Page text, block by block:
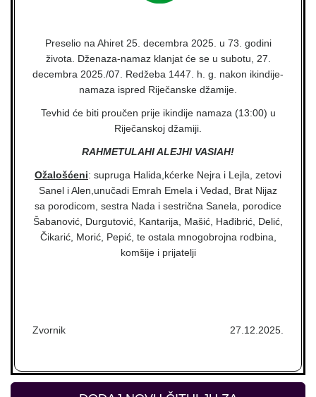
Preselio na Ahiret 25. decembra 2025. u 73. godini
života. Dženaza-namaz klanjat će se u subotu, 27.
decembra 2025./07. Redžeba 1447. h. g. nakon ikindije-
namaza ispred Riječanske džamije.
Tevhid će biti proučen prije ikindije namaza (13:00) u
Riječanskoj džamiji.
RAHMETULAHI ALEJHI VASIAH!
Ožalošćeni: supruga Halida,kćerke Nejra i Lejla, zetovi
Sanel i Alen,unučadi Emrah Emela i Vedad, Brat Nijaz
sa porodicom, sestra Nada i sestrična Sanela, porodice
Šabanović, Durgutović, Kantarija, Mašić, Hađibrić, Delić,
Čikarić, Morić, Pepić, te ostala mnogobrojna rodbina,
komšije i prijatelji
Zvornik 27.12.2025.